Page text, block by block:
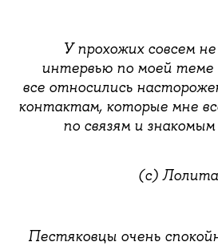
У прохожих совсем
интервью по моей теме
все относились
контактам, которые мне
по связям и
(с)
Пестяковцы очень